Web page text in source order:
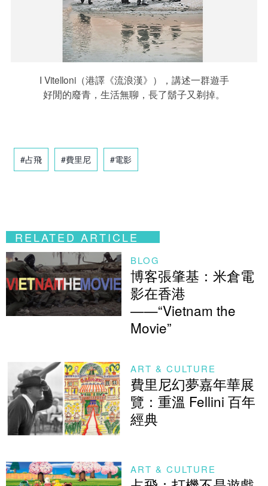
I Vitelloni（港譯《流浪漢》），講述一群遊手
好閒的廢青，生活無聊，長了鬍子又剃掉。
#占飛 #費里尼 #電影
RELATED ARTICLE
BLOG
博客張肇基：米倉電
影在香港
——“Vietnam the
Movie”
ART & CULTURE
費里尼幻夢嘉年華展
覽：重溫 Fellini 百年
經典
ART & CULTURE